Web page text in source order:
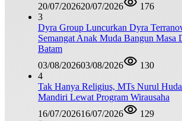
20/07/202620/07/2026
176
3
Dyra Group Luncurkan Dyra
Semangat Anak Muda Bangun Masa
Batam
03/08/202603/08/2026
130
4
Tak Hanya Religius, MTs Nurul
Mandiri Lewat Program Wirausaha
16/07/202616/07/2026
129